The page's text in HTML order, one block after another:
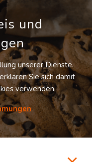
und
unserer Dienste.
Sie sich damit
verwenden.